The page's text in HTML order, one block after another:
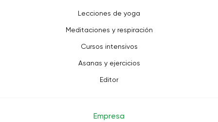
Lecciones de yoga
Meditaciones y respiración
Cursos intensivos
Asanas y ejercicios
Editor
Empresa